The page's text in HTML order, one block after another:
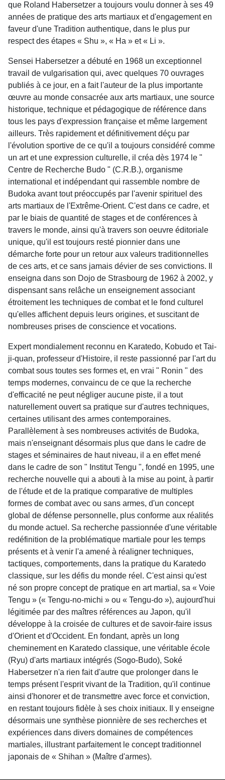
que Roland Habersetzer a toujours voulu donner à ses 49
années de pratique des arts martiaux et d'engagement en
faveur d'une Tradition authentique, dans le plus pur
respect des étapes « Shu », « Ha » et « Li ».
Sensei Habersetzer a débuté en 1968 un exceptionnel
travail de vulgarisation qui, avec quelques 70 ouvrages
publiés à ce jour, en a fait l'auteur de la plus importante
œuvre au monde consacrée aux arts martiaux, une source
historique, technique et pédagogique de référence dans
tous les pays d'expression française et même largement
ailleurs. Très rapidement et définitivement déçu par
l'évolution sportive de ce qu'il a toujours considéré comme
un art et une expression culturelle, il créa dès 1974 le "
Centre de Recherche Budo " (C.R.B.), organisme
international et indépendant qui rassemble nombre de
Budoka avant tout préoccupés par l'avenir spirituel des
arts martiaux de l'Extrême-Orient. C'est dans ce cadre, et
par le biais de quantité de stages et de conférences à
travers le monde, ainsi qu'à travers son oeuvre éditoriale
unique, qu'il est toujours resté pionnier dans une
démarche forte pour un retour aux valeurs traditionnelles
de ces arts, et ce sans jamais dévier de ses convictions. Il
enseigna dans son Dojo de Strasbourg de 1962 à 2002, y
dispensant sans relâche un enseignement associant
étroitement les techniques de combat et le fond culturel
qu'elles affichent depuis leurs origines, et suscitant de
nombreuses prises de conscience et vocations.
Expert mondialement reconnu en Karatedo, Kobudo et Tai-
ji-quan, professeur d'Histoire, il reste passionné par l'art du
combat sous toutes ses formes et, en vrai " Ronin " des
temps modernes, convaincu de ce que la recherche
d'efficacité ne peut négliger aucune piste, il a tout
naturellement ouvert sa pratique sur d'autres techniques,
certaines utilisant des armes contemporaines.
Parallèlement à ses nombreuses activités de Budoka,
mais n'enseignant désormais plus que dans le cadre de
stages et séminaires de haut niveau, il a en effet mené
dans le cadre de son " Institut Tengu ", fondé en 1995, une
recherche nouvelle qui a abouti à la mise au point, à partir
de l'étude et de la pratique comparative de multiples
formes de combat avec ou sans armes, d'un concept
global de défense personnelle, plus conforme aux réalités
du monde actuel. Sa recherche passionnée d'une véritable
redéfinition de la problématique martiale pour les temps
présents et à venir l'a amené à réaligner techniques,
tactiques, comportements, dans la pratique du Karatedo
classique, sur les défis du monde réel. C'est ainsi qu'est
né son propre concept de pratique en art martial, sa « Voie
Tengu » (« Tengu-no-michi » ou « Tengu-do »), aujourd'hui
légitimée par des maîtres références au Japon, qu'il
développe à la croisée de cultures et de savoir-faire issus
d'Orient et d'Occident. En fondant, après un long
cheminement en Karatedo classique, une véritable école
(Ryu) d'arts martiaux intégrés (Sogo-Budo), Soké
Habersetzer n'a rien fait d'autre que prolonger dans le
temps présent l'esprit vivant de la Tradition, qu'il continue
ainsi d'honorer et de transmettre avec force et conviction,
en restant toujours fidèle à ses choix initiaux. Il y enseigne
désormais une synthèse pionnière de ses recherches et
expériences dans divers domaines de compétences
martiales, illustrant parfaitement le concept traditionnel
japonais de « Shihan » (Maître d'armes).